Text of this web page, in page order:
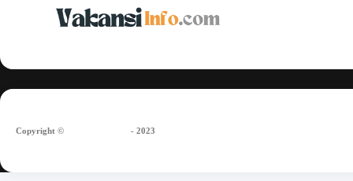
Copyright © - 2023